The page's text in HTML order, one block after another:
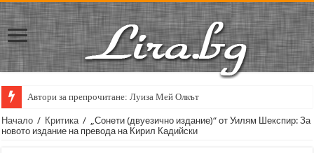
Автори за препрочитане: Луиза Мей Олкът
Кирил Кадийски: „Плачът на големия поет винаги е и сила, и
Начало / Критика / „Сонети (двуезично издание)“ от Уилям Шекспир: За
новото издание на превода на Кирил Кадийски